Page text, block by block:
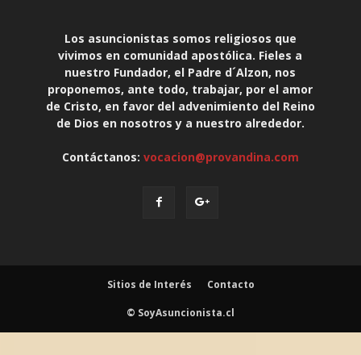
Los asuncionistas somos religiosos que
vivimos en comunidad apostólica. Fieles a
nuestro Fundador, el Padre d´Alzon, nos
proponemos, ante todo, trabajar, por el amor
de Cristo, en favor del advenimiento del Reino
de Dios en nosotros y a nuestro alrededor.
Contáctanos: vocacion@provandina.com
Sitios de Interés Contacto
© SoyAsuncionista.cl